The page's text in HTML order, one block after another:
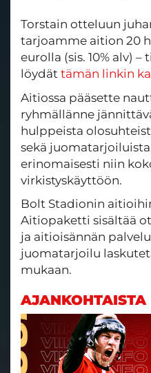
Torstain otteluun
tarjoamme aition 20
eurolla (sis. 10% alv)
löydät tämän linkin
Aitiossa pääsette
ryhmällänne
hulppeista
sekä
erinomaisesti niin
virkistyskäyttöön.
Bolt Stadionin
Aitiopaketti sisältää
ja aitioisännän
juomatarjoilu
mukaan.
AJANKOHTAISTA